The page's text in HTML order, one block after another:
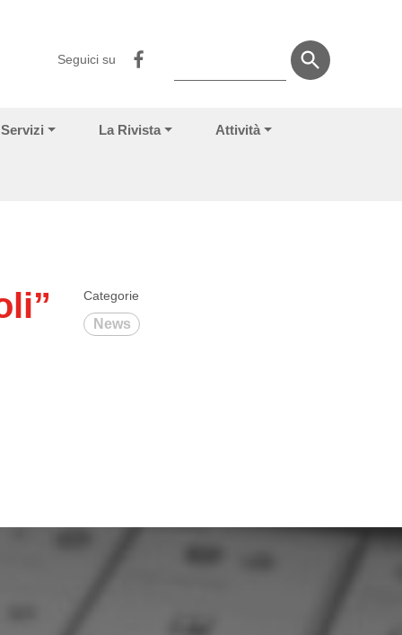
Seguici su
Servizi La Rivista Attività
Categorie
News